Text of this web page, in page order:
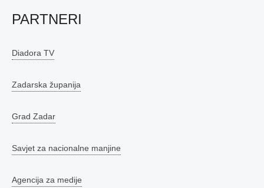
PARTNERI
Diadora TV
Zadarska županija
Grad Zadar
Savjet za nacionalne manjine
Agencija za medije